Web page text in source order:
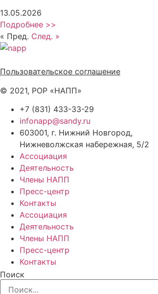
13.05.2026
Подробнее >>
« Пред. След. »
Пользовательское соглашение
© 2021, РОР «НАПП»
+7 (831) 433-33-29
infonapp@sandy.ru
603001, г. Нижний Новгород,
Нижневолжская набережная, 5/2
Ассоциация
Деятельность
Члены НАПП
Пресс-центр
Контакты
Ассоциация
Деятельность
Члены НАПП
Пресс-центр
Контакты
Поиск